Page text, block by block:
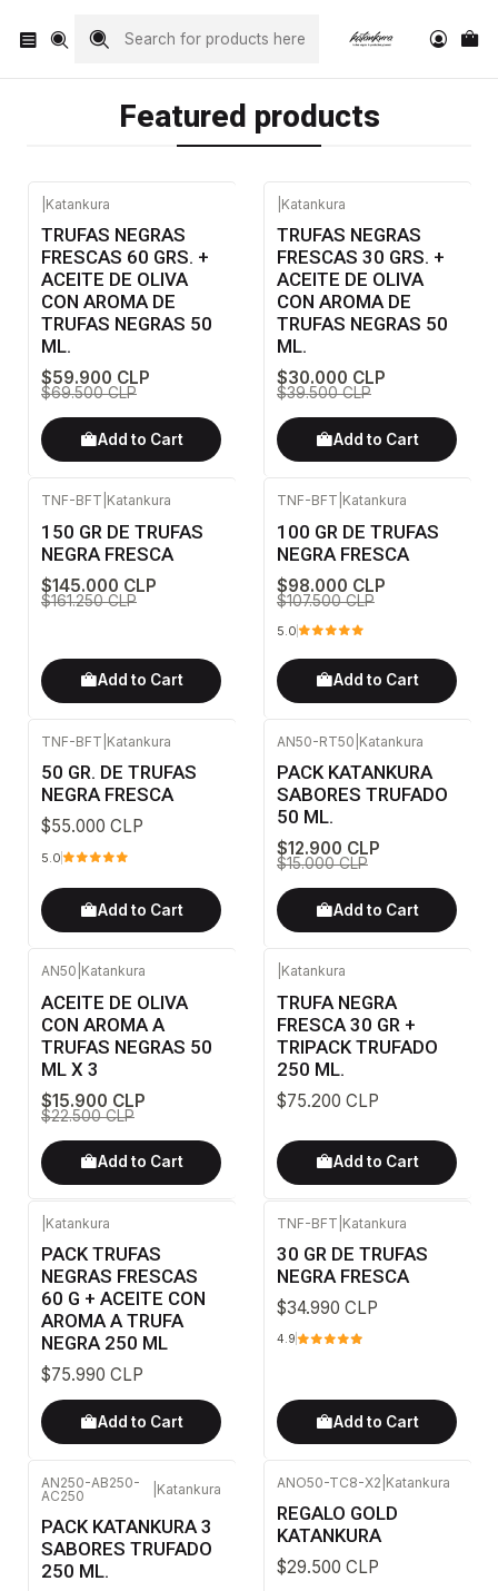
Featured products
Katankura
TRUFAS NEGRAS
FRESCAS 60 GRS. +
ACEITE DE OLIVA
CON AROMA DE
TRUFAS NEGRAS 50
ML.
$59.900 CLP
$69.500 CLP
Add to Cart
Katankura
TRUFAS NEGRAS
FRESCAS 30 GRS. +
ACEITE DE OLIVA
CON AROMA DE
TRUFAS NEGRAS 50
ML.
$30.000 CLP
$39.500 CLP
Add to Cart
TNF-BFT Katankura
150 GR DE TRUFAS
NEGRA FRESCA
$145.000 CLP
$161.250 CLP
Add to Cart
TNF-BFT Katankura
100 GR DE TRUFAS
NEGRA FRESCA
$98.000 CLP
$107.500 CLP
5.0
Add to Cart
TNF-BFT Katankura
50 GR. DE TRUFAS
NEGRA FRESCA
$55.000 CLP
5.0
Add to Cart
AN50-RT50 Katankura
PACK KATANKURA
SABORES TRUFADO
50 ML.
$12.900 CLP
$15.000 CLP
Add to Cart
AN50 Katankura
ACEITE DE OLIVA
CON AROMA A
TRUFAS NEGRAS 50
ML X 3
$15.900 CLP
$22.500 CLP
Add to Cart
Katankura
TRUFA NEGRA
FRESCA 30 GR +
TRIPACK TRUFADO
250 ML.
$75.200 CLP
Add to Cart
Katankura
PACK TRUFAS
NEGRAS FRESCAS
60 G + ACEITE CON
AROMA A TRUFA
NEGRA 250 ML
$75.990 CLP
Add to Cart
TNF-BFT Katankura
30 GR DE TRUFAS
NEGRA FRESCA
$34.990 CLP
4.9
Add to Cart
AN250-AB250-
AC250
Katankura
PACK KATANKURA 3
SABORES TRUFADO
250 ML.
ANO50-TC8-X2 Katankura
REGALO GOLD
KATANKURA
$29.500 CLP